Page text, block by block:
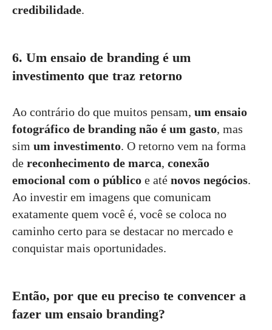
credibilidade.
6. Um ensaio de branding é um
investimento que traz retorno
Ao contrário do que muitos pensam, um ensaio
fotográfico de branding não é um gasto, mas
sim um investimento. O retorno vem na forma
de reconhecimento de marca, conexão
emocional com o público e até novos negócios.
Ao investir em imagens que comunicam
exatamente quem você é, você se coloca no
caminho certo para se destacar no mercado e
conquistar mais oportunidades.
Então, por que eu preciso te convencer a
fazer um ensaio branding?